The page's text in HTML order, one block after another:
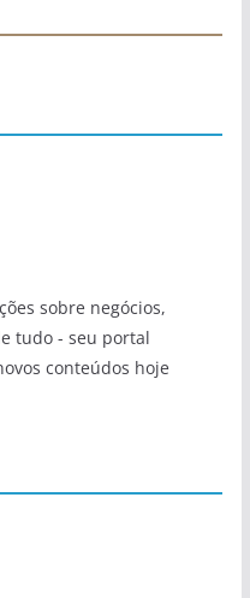
sobre negócios,
tudo - seu portal
conteúdos hoje